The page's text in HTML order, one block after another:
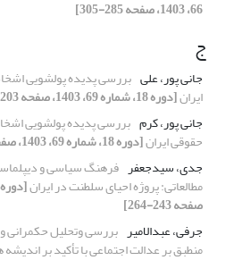
66، 1403، صفحه 285-305]
ج
جانی پور، علی بررسی پدیده پولشویی
ایران[دوره 18، شماره 69، 1403، صفحه 203-230]
جانی پور، کرم بررسی پدیده پولشویی
حقوقی ایران[دوره 18، شماره 69، 1403، صفحه 203-230]
جدی، سیدجعفر فرهنگ سیاسی و
مطالعاتی: پروژه احیای سلطنت در ایران
صفحه 243-264]
جرفی، عبدالامیر بررسی وتحلیل حکمرانی
منطبق بر عدالت اجتماعی با تأکید بر